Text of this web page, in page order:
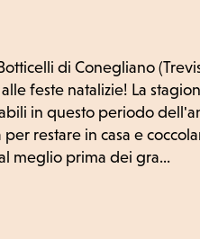
di Conegliano
feste natalizie! La
in questo periodo
restare in casa e
meglio prima dei gra...